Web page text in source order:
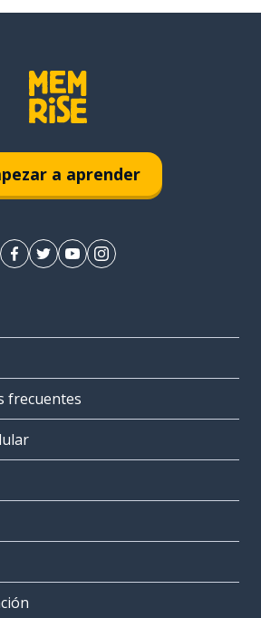
a aprender
frecuentes